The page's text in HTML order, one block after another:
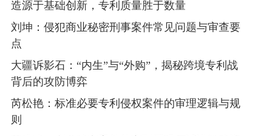
造源于基础创新，专利质量胜于数量
刘坤：侵犯商业秘密刑事案件常见问题与审查要
点
大疆诉影石：“内生”与“外购”，揭秘跨境专利战
背后的攻防博弈
芮松艳：标准必要专利侵权案件的审理逻辑与规
则